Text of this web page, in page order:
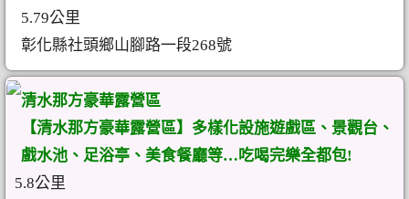
5.79公里
彰化縣社頭鄉山腳路一段268號
清水那方豪華露營區
【清水那方豪華露營區】多樣化設施遊戲區、景觀台、
戲水池、足浴亭、美食餐廳等…吃喝完樂全都包!
5.8公里